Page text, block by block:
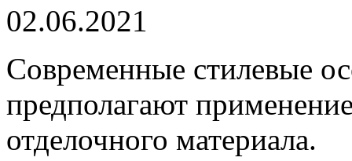
02.06.2021
Современные стилевые
предполагают
отделочного материала.